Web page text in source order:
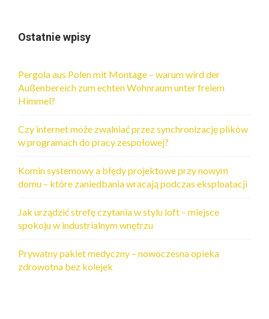
Ostatnie wpisy
Pergola aus Polen mit Montage – warum wird der
Außenbereich zum echten Wohnraum unter freiem
Himmel?
Czy internet może zwalniać przez synchronizację plików
w programach do pracy zespołowej?
Komin systemowy a błędy projektowe przy nowym
domu – które zaniedbania wracają podczas eksploatacji
Jak urządzić strefę czytania w stylu loft – miejsce
spokoju w industrialnym wnętrzu
Prywatny pakiet medyczny – nowoczesna opieka
zdrowotna bez kolejek